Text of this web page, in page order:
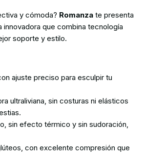
y cómoda? Romanza te presenta
innovadora que combina tecnología
soporte y estilo.
ajuste preciso para esculpir tu
ultraliviana, sin costuras ni elásticos
sin efecto térmico y sin sudoración,
con excelente compresión que